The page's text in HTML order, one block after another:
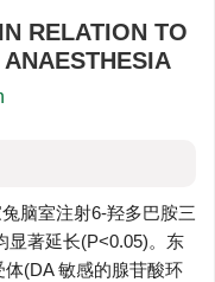
RELATION TO
脑室注射6-羟多巴胺三
显著延长(P<0.05)。东
(DA 敏感的腺苷酸环